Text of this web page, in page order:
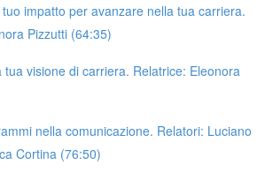
impatto per avanzare nella tua carriera.
Pizzutti (64:35)
tua visione di carriera. Relatrice: Eleonora
nella comunicazione. Relatori: Luciano
Cortina (76:50)